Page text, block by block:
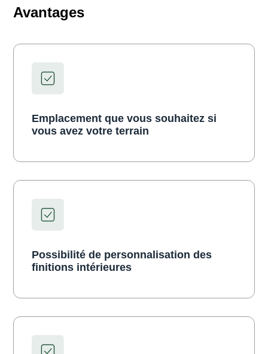
Avantages
Emplacement que vous souhaitez si
vous avez votre terrain
Possibilité de personnalisation des
finitions intérieures